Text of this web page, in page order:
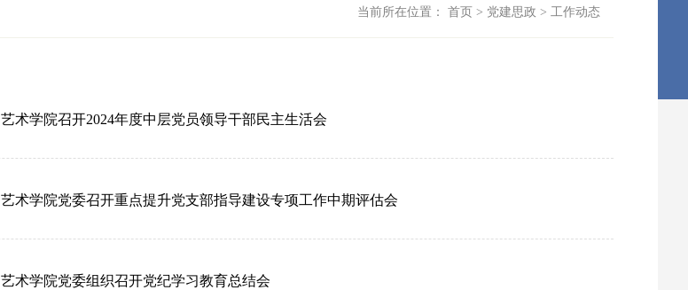
当前所在位置：首页 > 党建思政 >工作动态
艺术学院召开2024年度中层党员领导干部民主生活会
艺术学院党委召开重点提升党支部指导建设专项工作中期评估会
艺术学院党委组织召开党纪学习教育总结会